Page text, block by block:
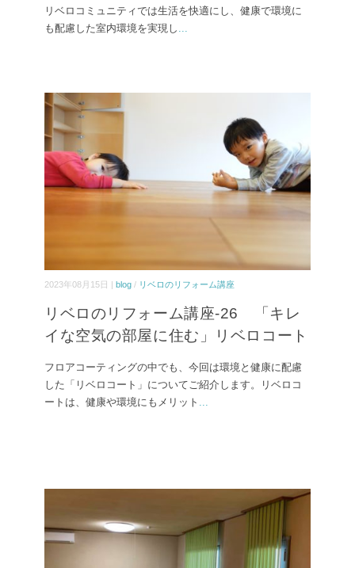
リベロコミュニティでは生活を快適にし、健康で環境に
も配慮した室内環境を実現し ...
2023年08月15日 | blog / リベロのリフォーム講座
リベロのリフォーム講座-26 「キレ
イな空気の部屋に住む」リベロコート
フロアコーティングの中でも、今回は環境と健康に配慮
した「リベロコート」についてご紹介します。リベロコ
ートは、健康や環境にもメリット ...